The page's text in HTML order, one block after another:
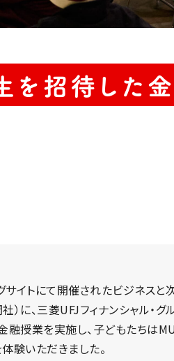
招待した
サイトにて開催されたビジネス
に、三菱UFJフィナンシャル・グ
融授業を実施し、子どもたちは
験いただきました。